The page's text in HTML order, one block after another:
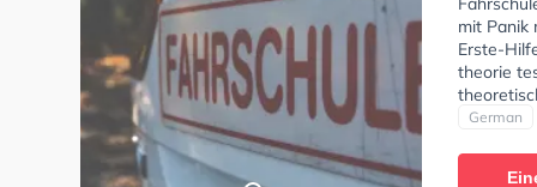
mit Panik
Erste-
theorie
German